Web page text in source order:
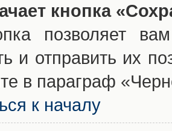
кнопка
позволяет
и отправить их
в параграф
к началу